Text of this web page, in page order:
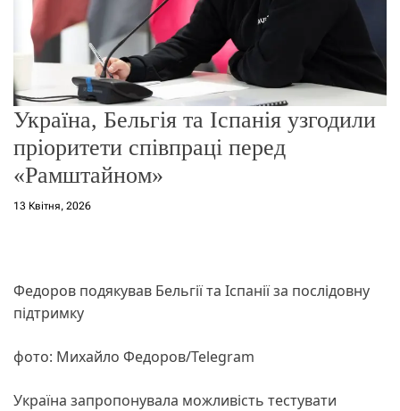
Україна, Бельгія та Іспанія узгодили
пріоритети співпраці перед
«Рамштайном»
13 Квітня, 2026
Федоров подякував Бельгії та Іспанії за послідовну
підтримку
фото: Михайло Федоров/Telegram
Україна запропонувала можливість тестувати